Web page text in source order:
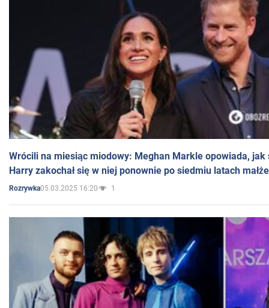
Wrócili na miesiąc miodowy: Meghan Markle opowiada, jak
Harry zakochał się w niej ponownie po siedmiu latach
Rozrywka05.03.2025 16:20 1